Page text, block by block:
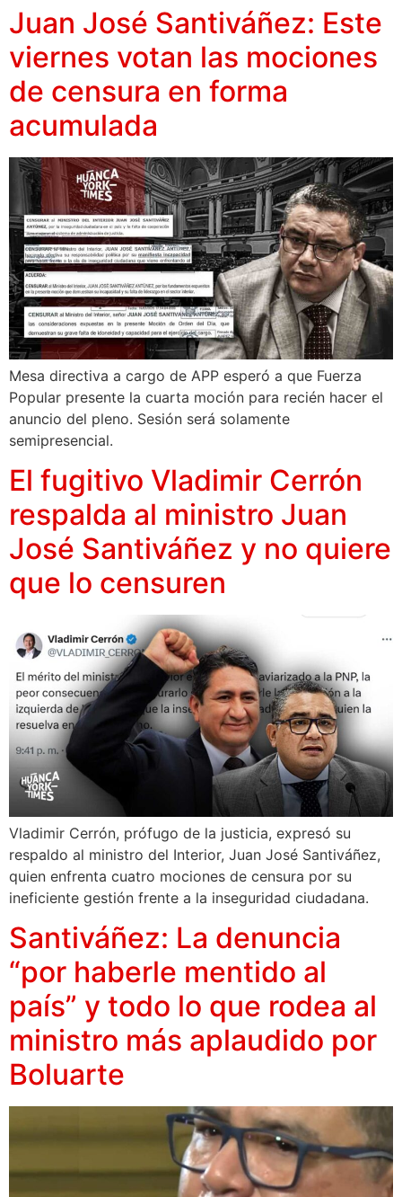
Juan José Santiváñez: Este
viernes votan las mociones
de censura en forma
acumulada
Mesa directiva a cargo de APP esperó a que Fuerza
Popular presente la cuarta moción para recién hacer el
anuncio del pleno. Sesión será solamente
semipresencial.
El fugitivo Vladimir Cerrón
respalda al ministro Juan
José Santiváñez y no quiere
que lo censuren
Vladimir Cerrón, prófugo de la justicia, expresó su
respaldo al ministro del Interior, Juan José Santiváñez,
quien enfrenta cuatro mociones de censura por su
ineficiente gestión frente a la inseguridad ciudadana.
Santiváñez: La denuncia
“por haberle mentido al
país” y todo lo que rodea al
ministro más aplaudido por
Boluarte